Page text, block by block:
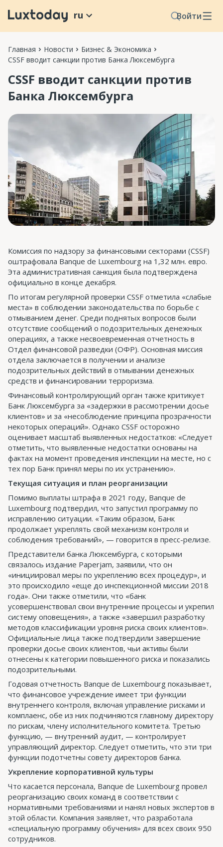
Войти
ru
Главная Новости
Бизнес & Экономика
CSSF вводит санкции против Банка Люксембурга
CSSF вводит санкции против
Банка Люксембурга
Комиссия по надзору за финансовыми секторами (CSSF)
оштрафовала Banque de Luxembourg на 1,32 млн. евро.
Эта административная санкция была подтверждена
официально в конце декабря.
По итогам регулярной проверки CSSF отметила «слабые
места» в соблюдении законодательства по борьбе с
отмыванием денег. Среди поднятых вопросов были
отсутствие сообщений о подозрительных денежных
операциях, а также несвоевременная отчетность в
Отдел финансовой разведки (ОФР). Основная миссия
отдела заключается в получении и анализе
подозрительных действий в отмывании денежных
средств и финансировании терроризма.
Финансовый контролирующий орган также критикует
Банк Люксембурга за «задержки в рассмотрении досье
клиентов» и за «несоблюдение принципа прозрачности
некоторых операций». Однако CSSF осторожно
оценивает масштаб выявленных недостатков: «Следует
отметить, что выявленные недостатки основаны на
фактах на момент проведения инспекции на месте, но с
тех пор Банк принял меры по их устранению».
Текущая ситуация и план реорганизации
Помимо выплаты штрафа в 2021 году, Banque de
Luxembourg подтвердил, что запустил программу по
исправлению ситуации. «Таким образом, Банк
продолжает укреплять свой механизм контроля и
соблюдения требований», — говорится в пресс-релизе.
Представители банка Люксембурга, с которыми
связалось издание Paperjam, заявили, что он
«инициировал меры по укреплению всех процедур», и
это происходило «еще до инспекционной миссии 2018
года». Они также отметили, что «банк
усовершенствовал свои внутренние процессы и укрепил
систему оповещения», а также «завершил разработку
методов классификации уровня риска своих клиентов».
Официальные лица также подтвердили завершение
проверки досье своих клиентов, чьи активы были
отнесены к категории повышенного риска и показались
подозрительными.
Годовая отчетность Banque de Luxembourg показывает,
что финансовое учреждение имеет три функции
внутреннего контроля, включая управление рисками и
комплаенс, обе из них подчиняются главному директору
по рискам, члену исполнительного комитета. Третью
функцию, — внутренний аудит, — контролирует
управляющий директор. Следует отметить, что эти три
функции подотчетны совету директоров банка.
Укрепление корпоративной культуры
Что касается персонала, Banque de Luxembourg провел
реорганизацию своих команд в соответствии с
нормативными требованиями и нанял новых экспертов в
этой области. Компания заявляет, что разработала
«специальную программу обучения» для всех своих 950
сотрудников.